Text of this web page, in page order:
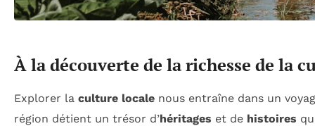
À la découverte de la richesse de la
Explorer la culture locale nous entraîne dans un
région détient un trésor d’héritages et de histoires